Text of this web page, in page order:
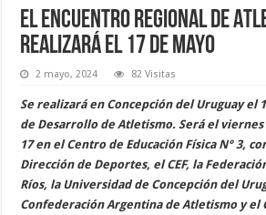
El Encuentro Regional de
realizará el 17 de mayo
2 mayo, 2024 82 Visitas
Se realizará en Concepción del Uruguay el
de Desarrollo de Atletismo. Será el viernes
17 en el Centro de Educación Física N° 3,
Dirección de Deportes, el CEF, la
Ríos, la Universidad de Concepción del
Confederación Argentina de Atletismo y el